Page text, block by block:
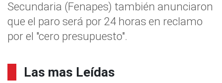
Secundaria (Fenapes) también anunciaron
que el paro será por 24 horas en reclamo
por el "cero presupuesto".
Las mas Leídas